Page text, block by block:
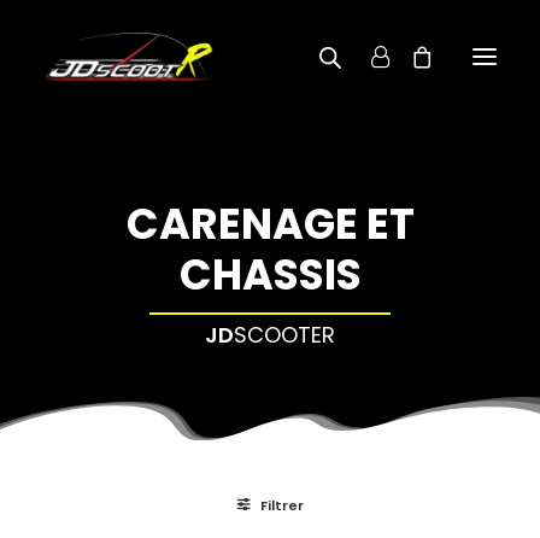
BOUTIQUE
RECHERCHE PAR MODÈLE
CARENAGE ET
CHASSIS
JDSCOOTER
Filtrer